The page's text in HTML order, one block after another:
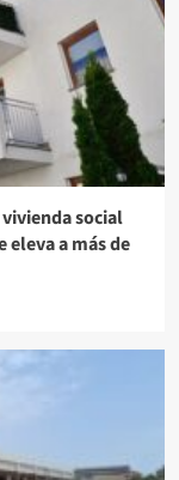
social
eleva a más de